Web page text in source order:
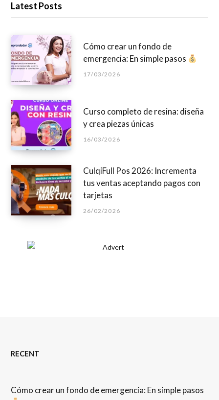
Latest Posts
Cómo crear un fondo de
emergencia: En simple pasos
17/03/2026
Curso completo de resina: diseña
y crea piezas únicas
16/03/2026
CulqiFull Pos 2026: Incrementa
tus ventas aceptando pagos con
tarjetas
26/02/2026
RECENT
Cómo crear un fondo de emergencia: En simple pasos